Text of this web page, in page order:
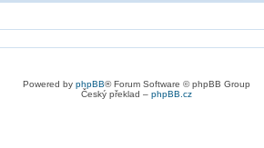
Powered by phpBB® Forum Software © phpBB Group
Český překlad – phpBB.cz